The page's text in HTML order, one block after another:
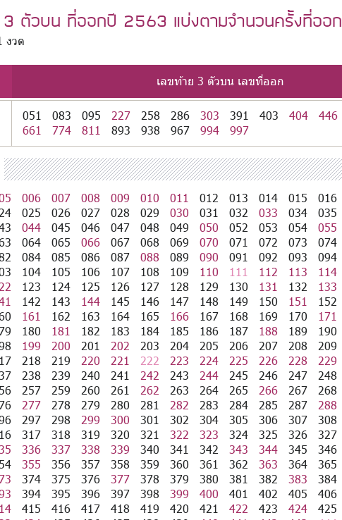
3 ตัวบน ที่ออกปี 2563 แบ่งตามจำนวนครั้งที่ออก
งวด
เลขท้าย 3 ตัวบน เลขที่ออก
051 083 095 227 258 286 303 391 403 404 446
661
774 811 893 938 967 994 997
006 007 008 009 010 011 012 013 014 015 016
025 026 027 028 029 030 031 032 033 034 035
044 045 046 047 048 049 050 052 053 054 055
064 065 066 067 068 069 070 071 072 073 074
084 085 086 087 088 089 090 091 092 093 094
104 105 106 107 108 109 110 111 112 113 114
123 124 125 126 127 128 129 130 131 132 133
142 143 144 145 146 147 148 149 150 151 152
161 162 163 164 165 166 167 168 169 170 171
180 181 182 183 184 185 186 187 188 189 190
199 200 201 202 203 204 205 206 207 208 209
218 219 220 221 222 223 224 225 226 228 229
238 239 240 241 242 243 244 245 246 247 248
257 259 260 261 262 263 264 265 266 267 268
277 278 279 280 281 282 283 284 285 287 288
297 298 299 300 301 302 304 305 306 307 308
317 318 319 320 321 322 323 324 325 326 327
336 337 338 339 340 341 342 343 344 345 346
355 356 357 358 359 360 361 362 363 364 365
374 375 376 377 378 379 380 381 382 383 384
394 395 396 397 398 399 400 401 402 405 406
415 416 417 418 419 420 421 422 423 424 425